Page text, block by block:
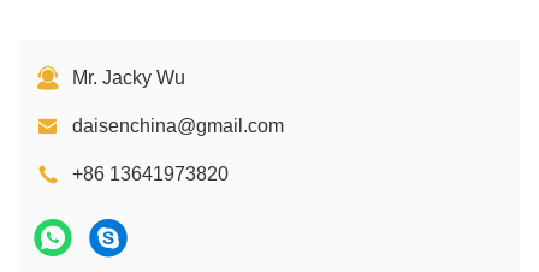
Mr. Jacky Wu
daisenchina@gmail.com
+86 13641973820